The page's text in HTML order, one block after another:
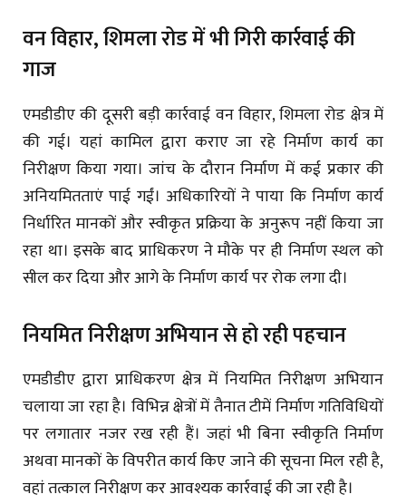
वन विहार, शिमला रोड में भी गिरी कार्रवाई की
गाज
एमडीडीए की दूसरी बड़ी कार्रवाई वन विहार, शिमला रोड क्षेत्र में
की गई। यहां कामिल द्वारा कराए जा रहे निर्माण कार्य का
निरीक्षण किया गया। जांच के दौरान निर्माण में कई प्रकार की
अनियमितताएं पाई गईं। अधिकारियों ने पाया कि निर्माण कार्य
निर्धारित मानकों और स्वीकृत प्रक्रिया के अनुरूप नहीं किया जा
रहा था। इसके बाद प्राधिकरण ने मौके पर ही निर्माण स्थल को
सील कर दिया और आगे के निर्माण कार्य पर रोक लगा दी।
नियमित निरीक्षण अभियान से हो रही पहचान
एमडीडीए द्वारा प्राधिकरण क्षेत्र में नियमित निरीक्षण अभियान
चलाया जा रहा है। विभिन्न क्षेत्रों में तैनात टीमें निर्माण गतिविधियों
पर लगातार नजर रख रही हैं। जहां भी बिना स्वीकृति निर्माण
अथवा मानकों के विपरीत कार्य किए जाने की सूचना मिल रही है,
वहां तत्काल निरीक्षण कर आवश्यक कार्रवाई की जा रही है।